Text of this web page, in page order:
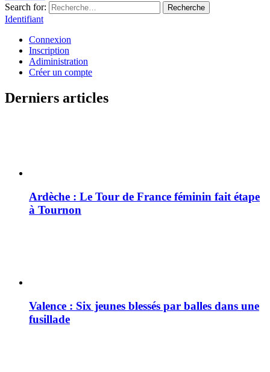
Search for:
Recherche
Identifiant
Connexion
Inscription
Adiministration
Créer un compte
Derniers articles
Ardèche : Le Tour de France féminin fait étape
à Tournon
Valence : Six jeunes blessés par balles dans une
fusillade